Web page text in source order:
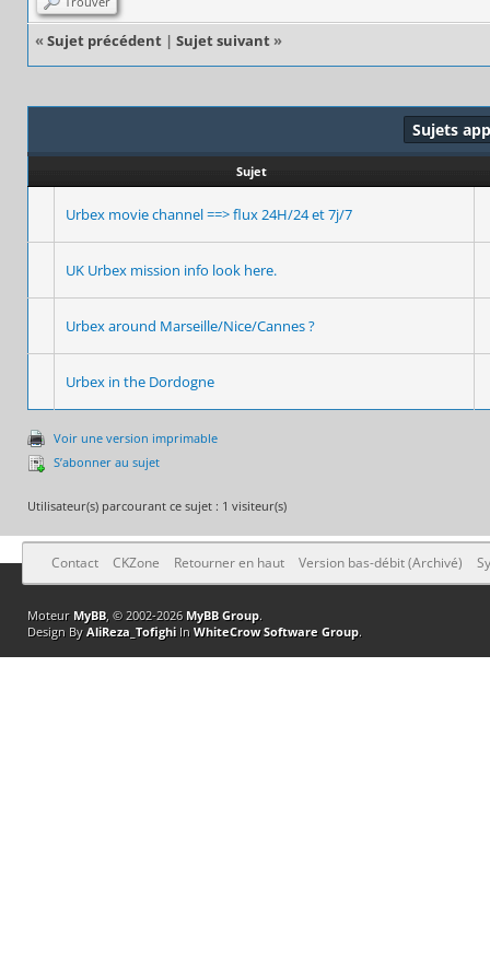
« Sujet précédent | Sujet suivant »
Sujets
Sujet
Urbex movie channel ==> flux 24H/24 et 7j/7
UK Urbex mission info look here.
Urbex around Marseille/Nice/Cannes ?
Urbex in the Dordogne
Voir une version imprimable
S’abonner au sujet
Utilisateur(s) parcourant ce sujet : 1 visiteur(s)
Contact CKZone Retourner en haut Version bas-débit (Archivé)
Moteur MyBB, © 2002-2026 MyBB Group.
Design By AliReza_TofighiIn WhiteCrow Software Group.